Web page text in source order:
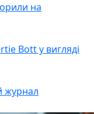
на
Bott у вигляді
журнал